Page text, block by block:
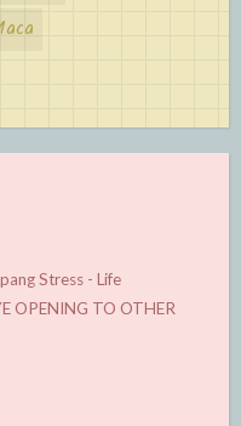
Stress - Life
OPENING TO OTHER